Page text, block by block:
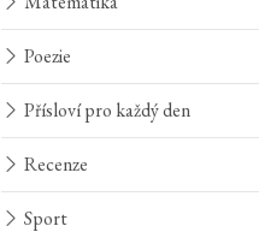
Poezie
Přísloví pro každý den
Recenze
Sport